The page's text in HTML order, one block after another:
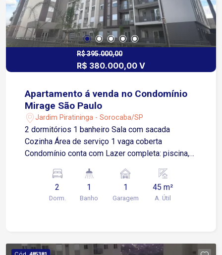
R$ 395.000,00
R$ 380.000,00 V
Apartamento á venda no Condomínio
Mirage São Paulo
Jardim Piratininga - Sorocaba/SP
2 dormitórios 1 banheiro Sala com sacada
Cozinha Área de serviço 1 vaga coberta
Condomínio conta com Lazer completa: piscina,
Entrega deve ocorrer em junho/26
2
Dorm.
1
Banho
1
Garagem
45 m²
A. Útil